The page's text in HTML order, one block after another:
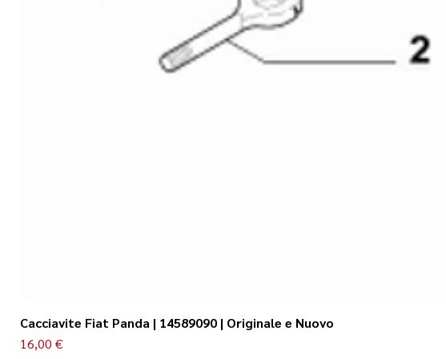
Cacciavite Fiat Panda | 14589090 | Originale e Nuovo
Prezzo
16,00 €